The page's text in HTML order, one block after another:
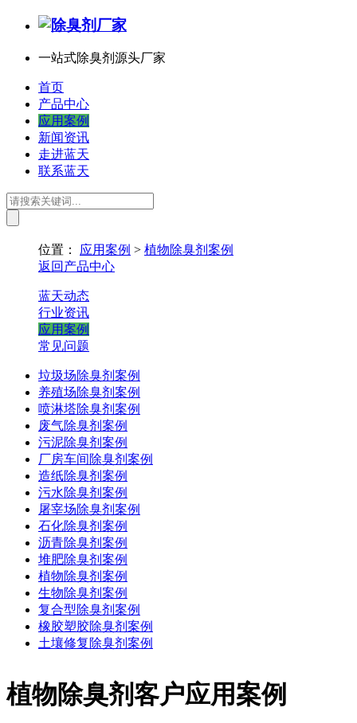
一站式除臭剂源头厂家
首页
产品中心
应用案例
新闻资讯
走进蓝天
联系蓝天
位置： 应用案例 > 植物除臭剂案例
返回产品中心
蓝天动态
行业资讯
应用案例
常见问题
垃圾场除臭剂案例
养殖场除臭剂案例
喷淋塔除臭剂案例
废气除臭剂案例
污泥除臭剂案例
厂房车间除臭剂案例
造纸除臭剂案例
污水除臭剂案例
屠宰场除臭剂案例
石化除臭剂案例
沥青除臭剂案例
堆肥除臭剂案例
植物除臭剂案例
生物除臭剂案例
复合型除臭剂案例
橡胶塑胶除臭剂案例
土壤修复除臭剂案例
植物除臭剂客户应用案例